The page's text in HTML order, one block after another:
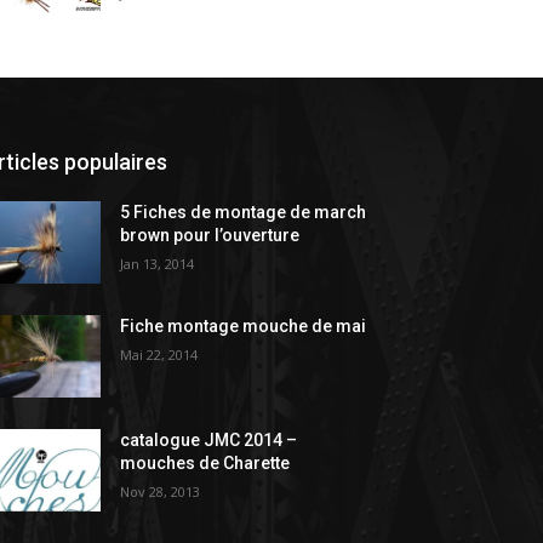
populaires
5 Fiches de montage de march
brown pour l’ouverture
Jan 13, 2014
Fiche montage mouche de mai
Mai 22, 2014
catalogue JMC 2014 –
mouches de Charette
Nov 28, 2013